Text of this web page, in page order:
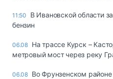
11:50
В Ивановской области
бензин
06.08 На трассе Курск –
метровый мост через реку
06.08 Во Фрунзенском